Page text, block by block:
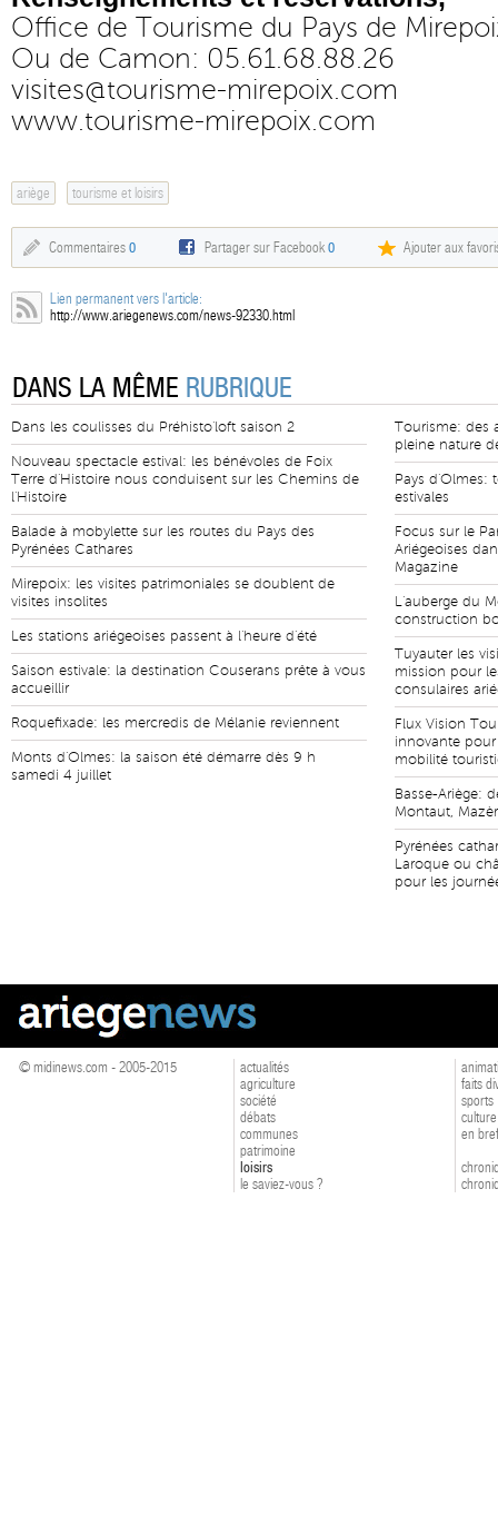
Office de Tourisme du Pays de
Ou de Camon: 05.61.68.88.26
visites@tourisme-mirepoix.com
www.tourisme-mirepoix.com
ariège tourisme et loisirs
Commentaires 0 Partager sur Facebook0 Ajouter aux
Lien permanent vers l'article:
http://www.ariegenews.com/news-92330.html
DANS LA MÊME RUBRIQUE
Dans les coulisses du Préhisto'loft saison 2
Nouveau spectacle estival: les bénévoles de Foix
Terre d'Histoire nous conduisent sur les Chemins de
l'Histoire
Balade à mobylette sur les routes du Pays des
Pyrénées Cathares
Mirepoix: les visites patrimoniales se doublent de
visites insolites
Les stations ariégeoises passent à l'heure d'été
Saison estivale: la destination Couserans prête à vous
accueillir
Roquefixade: les mercredis de Mélanie reviennent
Monts d'Olmes: la saison été démarre dès 9 h
samedi 4 juillet
Tourisme: des
pleine nature
Pays d'Olmes:
estivales
Focus sur le
Ariégeoises
Magazine
L'auberge du
construction
Tuyauter les
mission pour
consulaires
Flux Vision
innovante
mobilité
Basse-Ariège:
Montaut,
Pyrénées
Laroque ou
pour les
© midinews.com - 2005-2015
actualités
agriculture
société
débats
communes
patrimoine
loisirs
le saviez-vous ?
faits
sports
culture
en bref